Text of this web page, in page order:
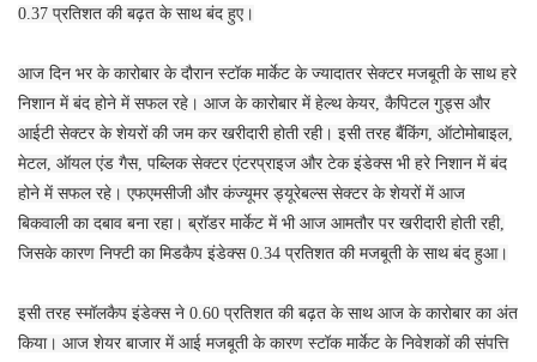
0.37 प्रतिशत की बढ़त के साथ बंद हुए।
आज दिन भर के कारोबार के दौरान स्टॉक मार्केट के ज्यादातर सेक्टर मजबूती के साथ हरे
निशान में बंद होने में सफल रहे। आज के कारोबार में हेल्थ केयर, कैपिटल गुड्स और
आईटी सेक्टर के शेयरों की जम कर खरीदारी होती रही। इसी तरह बैंकिंग, ऑटोमोबाइल,
मेटल, ऑयल एंड गैस, पब्लिक सेक्टर एंटरप्राइज और टेक इंडेक्स भी हरे निशान में बंद
होने में सफल रहे। एफएमसीजी और कंज्यूमर ड्यूरेबल्स सेक्टर के शेयरों में आज
बिकवाली का दबाव बना रहा। ब्रॉडर मार्केट में भी आज आमतौर पर खरीदारी होती रही,
जिसके कारण निफ्टी का मिडकैप इंडेक्स 0.34 प्रतिशत की मजबूती के साथ बंद हुआ।
इसी तरह स्मॉलकैप इंडेक्स ने 0.60 प्रतिशत की बढ़त के साथ आज के कारोबार का अंत
किया। आज शेयर बाजार में आई मजबूती के कारण स्टॉक मार्केट के निवेशकों की संपत्ति